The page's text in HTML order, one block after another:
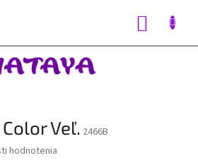
Veľ. 2466B
hodnotenia